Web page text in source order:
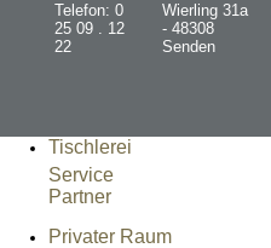
Telefon: 0
25 09 . 12
22
Wierling 31a
- 48308
Senden
Tischlerei
Service
Partner
Privater Raum